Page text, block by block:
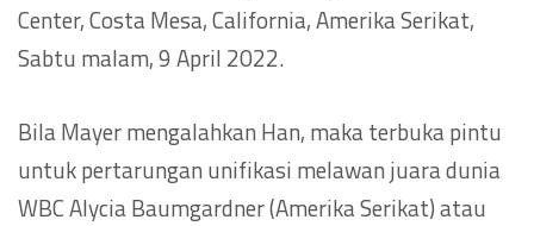
Center, Costa Mesa, California, Amerika Serikat,
Sabtu malam, 9 April 2022.
Bila Mayer mengalahkan Han, maka terbuka pintu
untuk pertarungan unifikasi melawan juara dunia
WBC Alycia Baumgardner (Amerika Serikat) atau